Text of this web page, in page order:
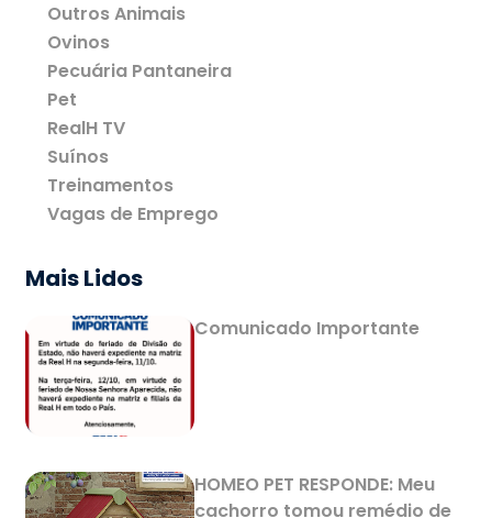
Outros Animais
Ovinos
Pecuária Pantaneira
Pet
RealH TV
Suínos
Treinamentos
Vagas de Emprego
Mais Lidos
Comunicado Importante
HOMEO PET RESPONDE: Meu
cachorro tomou remédio de